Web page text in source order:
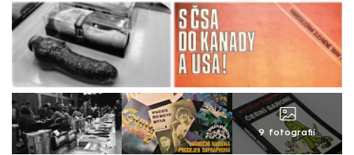
9 fotografií